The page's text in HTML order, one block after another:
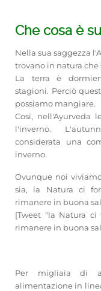
Che cosa è
Nella sua saggezza
trovano in natura che
La terra è
stagioni. Perciò
possiamo mangiare.
Cosi, nell'Ayurveda
l'inverno.
considerata una
inverno.
Ovunque noi
sia, la Natura ci
rimanere in buona
[Tweet "la Natura
rimanere in buona
Per migliaia di
alimentazione in